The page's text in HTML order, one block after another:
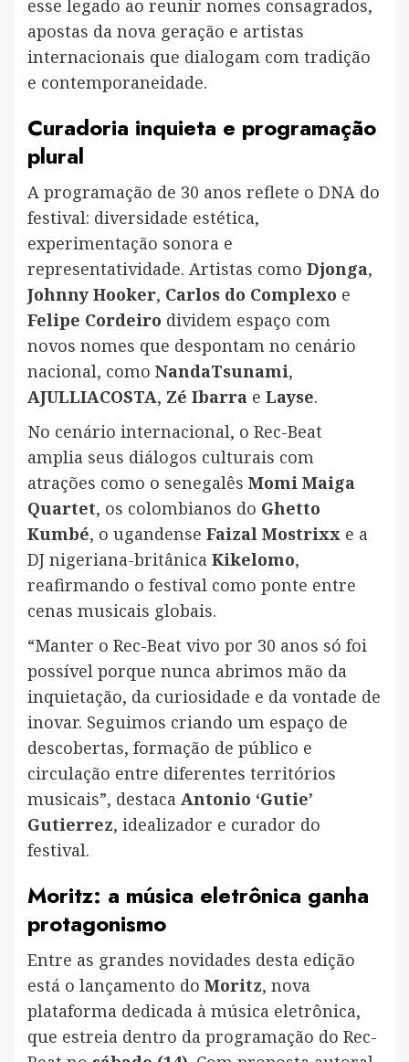
esse legado ao reunir nomes consagrados,
apostas da nova geração e artistas
internacionais que dialogam com tradição
e contemporaneidade.
Curadoria inquieta e programação
plural
A programação de 30 anos reflete o DNA do
festival: diversidade estética,
experimentação sonora e
representatividade. Artistas como Djonga,
Johnny Hooker, Carlos do Complexo e
Felipe Cordeiro dividem espaço com
novos nomes que despontam no cenário
nacional, como NandaTsunami,
AJULLIACOSTA, Zé Ibarra e Layse.
No cenário internacional, o Rec-Beat
amplia seus diálogos culturais com
atrações como o senegalês Momi Maiga
Quartet, os colombianos do Ghetto
Kumbé, o ugandense Faizal Mostrixx e a
DJ nigeriana-britânica Kikelomo,
reafirmando o festival como ponte entre
cenas musicais globais.
“Manter o Rec-Beat vivo por 30 anos só foi
possível porque nunca abrimos mão da
inquietação, da curiosidade e da vontade de
inovar. Seguimos criando um espaço de
descobertas, formação de público e
circulação entre diferentes territórios
musicais”, destaca Antonio ‘Gutie’
Gutierrez, idealizador e curador do
festival.
Moritz: a música eletrônica ganha
protagonismo
Entre as grandes novidades desta edição
está o lançamento do Moritz, nova
plataforma dedicada à música eletrônica,
que estreia dentro da programação do Rec-